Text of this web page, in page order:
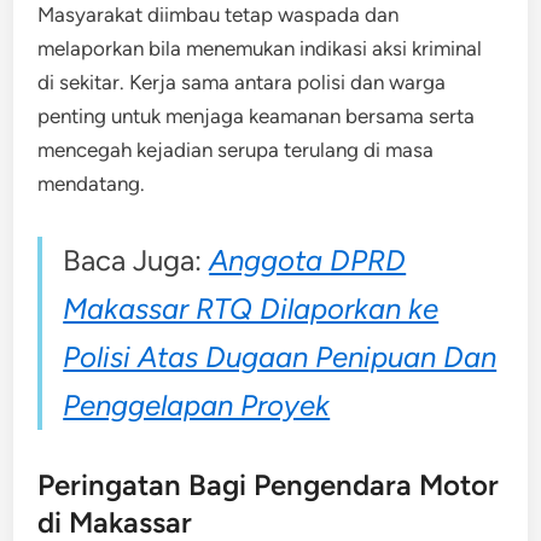
Masyarakat diimbau tetap waspada dan
melaporkan bila menemukan indikasi aksi kriminal
di sekitar. Kerja sama antara polisi dan warga
penting untuk menjaga keamanan bersama serta
mencegah kejadian serupa terulang di masa
mendatang.
Baca Juga:Anggota DPRD
Makassar RTQ Dilaporkan ke
Polisi Atas Dugaan Penipuan Dan
Penggelapan Proyek
Peringatan Bagi Pengendara Motor
di Makassar